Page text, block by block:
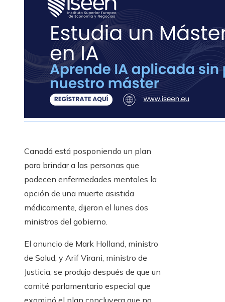
Canadá está posponiendo un plan
para brindar a las personas que
padecen enfermedades mentales la
opción de una muerte asistida
médicamente, dijeron el lunes dos
ministros del gobierno.
El anuncio de Mark Holland, ministro
de Salud, y Arif Virani, ministro de
Justicia, se produjo después de que un
comité parlamentario especial que